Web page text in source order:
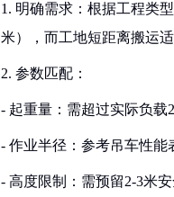
1. 明确需求：根据工程类
米），而工地短距离搬运
2. 参数匹配：
- 起重量：需超过实际负载
- 作业半径：参考吊车性能
- 高度限制：需预留2-3米